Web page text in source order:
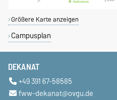
Größere Karte anzeigen
Campusplan
DEKANAT
+49 391 67-58585
fww-dekanat@ovgu.de